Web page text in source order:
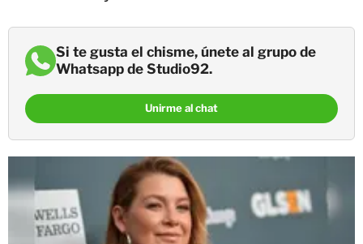
Si te gusta el chisme, únete al grupo de
Whatsapp de Studio92.
Unirme al chat